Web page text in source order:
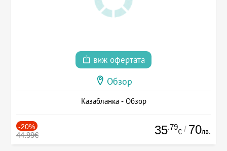
виж офертата
Обзор
Казабланка - Обзор
-20%
44.99€ 35.79
€ / 70лв.